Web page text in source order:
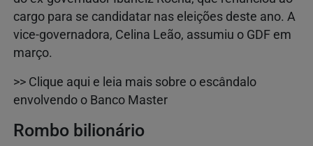
cargo para se candidatar nas eleições deste ano. A
vice-governadora, Celina Leão, assumiu o GDF em
março.
>> Clique aqui e leia mais sobre o escândalo
envolvendo o Banco Master
Rombo bilionário